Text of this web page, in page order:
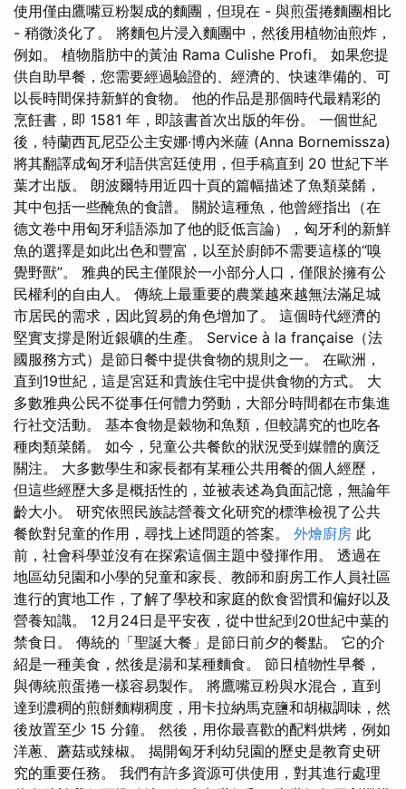
使用僅由鷹嘴豆粉製成的麵團，但現在 - 與煎蛋捲麵團相比
- 稍微淡化了。 將麵包片浸入麵團中，然後用植物油煎炸，
例如。 植物脂肪中的黃油 Rama Culishe Profi。 如果您提
供自助早餐，您需要經過驗證的、經濟的、快速準備的、可
以長時間保持新鮮的食物。 他的作品是那個時代最精彩的
烹飪書，即 1581 年，即該書首次出版的年份。 一個世紀
後，特蘭西瓦尼亞公主安娜·博內米薩 (Anna Bornemissza)
將其翻譯成匈牙利語供宮廷使用，但手稿直到 20 世紀下半
葉才出版。 朗波爾特用近四十頁的篇幅描述了魚類菜餚，
其中包括一些醃魚的食譜。 關於這種魚，他曾經指出（在
德文卷中用匈牙利語添加了他的貶低言論），匈牙利的新鮮
魚的選擇是如此出色和豐富，以至於廚師不需要這樣的“嗅
覺野獸”。 雅典的民主僅限於一小部分人口，僅限於擁有公
民權利的自由人。 傳統上最重要的農業越來越無法滿足城
市居民的需求，因此貿易的角色增加了。 這個時代經濟的
堅實支撐是附近銀礦的生產。 Service à la française（法
國服務方式）是節日餐中提供食物的規則之一。 在歐洲，
直到19世紀，這是宮廷和貴族住宅中提供食物的方式。 大
多數雅典公民不從事任何體力勞動，大部分時間都在市集進
行社交活動。 基本食物是穀物和魚類，但較講究的也吃各
種肉類菜餚。 如今，兒童公共餐飲的狀況受到媒體的廣泛
關注。 大多數學生和家長都有某種公共用餐的個人經歷，
但這些經歷大多是概括性的，並被表述為負面記憶，無論年
齡大小。 研究依照民族誌營養文化研究的標準檢視了公共
餐飲對兒童的作用，尋找上述問題的答案。 外燴廚房 此
前，社會科學並沒有在探索這個主題中發揮作用。 透過在
地區幼兒園和小學的兒童和家長、教師和廚房工作人員社區
進行的實地工作，了解了學校和家庭的飲食習慣和偏好以及
營養知識。 12月24日是平安夜，從中世紀到20世紀中葉的
禁食日。 傳統的「聖誕大餐」是節日前夕的餐點。 它的介
紹是一種美食，然後是湯和某種麵食。 節日植物性早餐，
與傳統煎蛋捲一樣容易製作。 將鷹嘴豆粉與水混合，直到
達到濃稠的煎餅麵糊稠度，用卡拉納馬克鹽和胡椒調味，然
後放置至少 15 分鐘。 然後，用你最喜歡的配料烘烤，例如
洋蔥、蘑菇或辣椒。 揭開匈牙利幼兒園的歷史是教育史研
究的重要任務。 我們有許多資源可供使用，對其進行處理